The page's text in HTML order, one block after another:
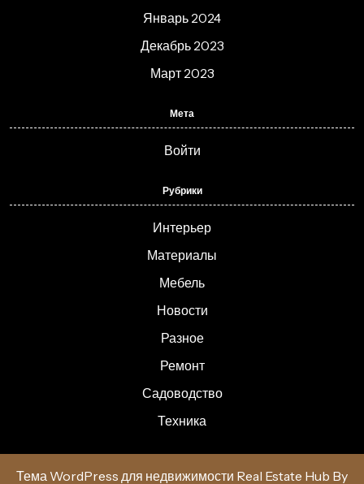
Январь 2024
Декабрь 2023
Март 2023
Мета
Войти
Рубрики
Интерьер
Материалы
Мебель
Новости
Разное
Ремонт
Садоводство
Техника
Тема WordPress для недвижимости Real Estate Hub By